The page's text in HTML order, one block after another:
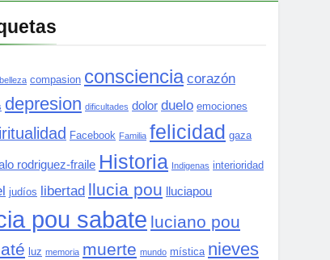
belleza compasion consciencia corazón
depresion dificultades dolor duelo emociones
Facebook Familia felicidad gaza
rodriguez-fraile Historia Indigenas interioridad
judíos libertad llucia pou lluciapou
pou sabate luciano pou
luz memoria muerte mundo mística nieves